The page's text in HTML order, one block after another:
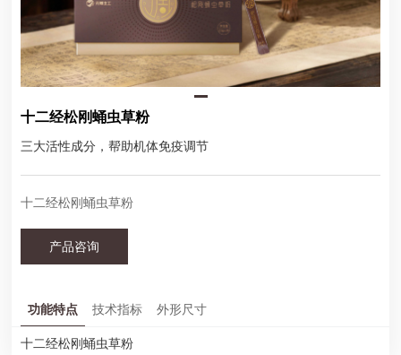
十二经松刚蛹虫草粉
三大活性成分，帮助机体免疫调节
十二经松刚蛹虫草粉
产品咨询
功能特点 技术指标 外形尺寸
十二经松刚蛹虫草粉